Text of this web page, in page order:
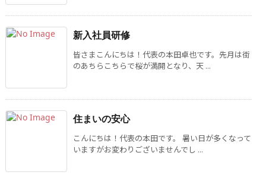
新入社員研修
皆さまこんにちは！代表の本田卓也です。先月は街
のあちらこちらで桜が満開となり、天 ...
住まいの安心
こんにちは！代表の本田です。 暑い日が多くなって
いますがお変わりございませんでし ...